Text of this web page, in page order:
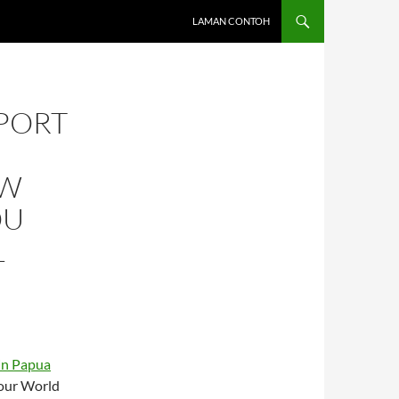
LAMAN CONTOH
Papua
World